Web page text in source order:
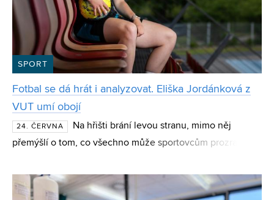
SPORT
Fotbal se dá hrát i analyzovat. Eliška Jordánková z
VUT umí obojí
24. ČERVNA
Na hřišti brání levou stranu, mimo něj
přemýšlí o tom, co všechno může sportovcům prozradit
CESA VUT Eliška Jordánková se věnuje datové analýze,
stro